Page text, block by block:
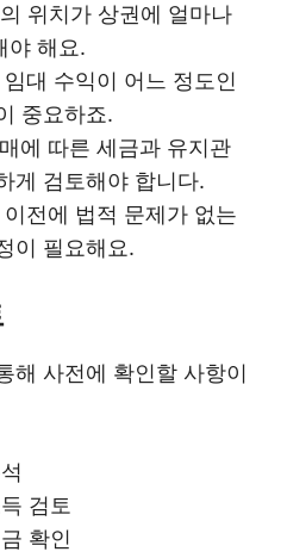
위치가 상권에 얼마나
야 해요.
대 수익이 어느 정도인
중요하죠.
에 따른 세금과 유지관
게 검토해야 합니다.
이전에 법적 문제가 없는
이 필요해요.
해 사전에 확인할 사항이
검토
확인